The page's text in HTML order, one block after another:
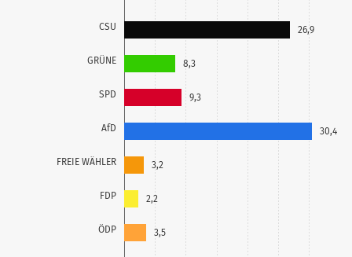
CSU
GRÜNE
SPD
AfD
FREIE WÄHLER
FDP
ÖDP
26,9
8,3
9,3
30,4
3,2
2,2
3,5